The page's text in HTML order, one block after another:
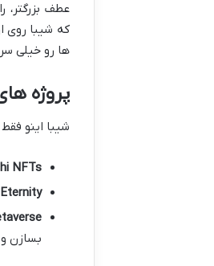
عطف بزرگتر، راه
که شیبا روی
ها رو خیلی
پروژه
شیبا اینو
NFTs:
بسازن